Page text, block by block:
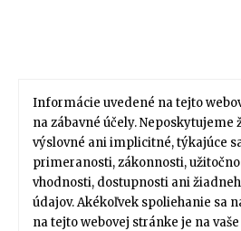
Informácie uvedené na tejto
na zábavné účely. Neposkytujeme
výslovné ani implicitné, týkajúce
primeranosti, zákonnosti,
vhodnosti, dostupnosti ani
údajov. Akékoľvek spoliehanie sa
na tejto webovej stránke je na